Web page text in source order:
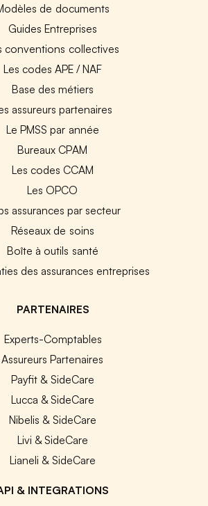
de documents
Guides Entreprises
conventions collectives
Les codes APE / NAF
Base des métiers
assureurs partenaires
Le PMSS par année
Bureaux CPAM
Les codes CCAM
Les OPCO
assurances par secteur
Réseaux de soins
Boîte à outils santé
des assurances entreprises
PARTENAIRES
Experts-Comptables
Assureurs Partenaires
Payfit & SideCare
Lucca & SideCare
Nibelis & SideCare
Livi & SideCare
Lianeli & SideCare
& INTEGRATIONS